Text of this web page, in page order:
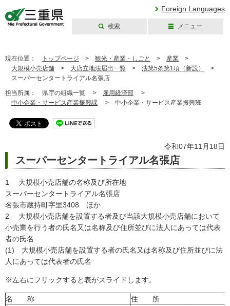
Foreign Languages
検索 メニュー
現在位置： トップページ > 観光・産業・しごと > 産業 >
大規模小売店舗 > 大店立地法届出一覧 > 法第5条第1項（新設）
>
スーパーセンタートライアル名張店
担当所属： 県庁の組織一覧 > 雇用経済部 >
中小企業・サービス産業振興課 > 中小企業・サービス産業振興班
令和07年11月18日
スーパーセンタートライアル名張店
1 大規模小売店舗の名称及び所在地
スーパーセンタートライアル名張店
名張市蔵持町字里3408 ほか
2 大規模小売店舗を設置する者及び当該大規模小売店舗において
小売業を行う者の氏名又は名称及び住所並びに法人にあっては代表
者の氏名
(1) 大規模小売店舗を設置する者の氏名又は名称及び住所並びに法
人にあっては代表者の氏名
※左右にフリックすると表がスライドします。
名 称
住 所